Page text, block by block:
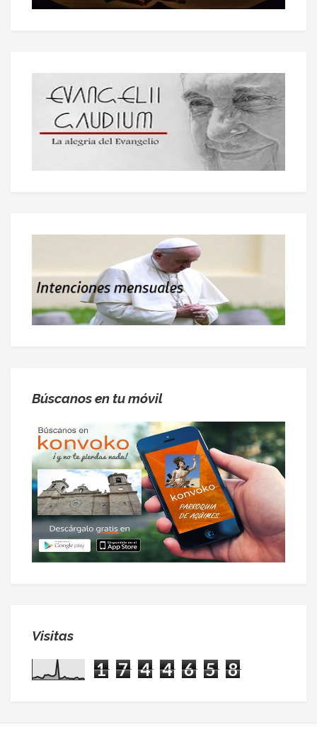
Búscanos en tu móvil
Visitas
1 7 4 4 6 5 8